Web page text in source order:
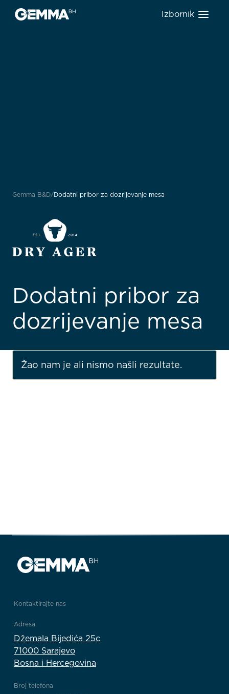
Izbornik
Gemma B&D Dodatni pribor za dozrijevanje mesa
Dodatni pribor za
dozrijevanje mesa
Žao nam je ali nismo našli rezultate.
Kontaktirajte nas
Adresa
Džemala Bijedića 25c
71000 Sarajevo
Bosna i Hercegovina
Broj telefona